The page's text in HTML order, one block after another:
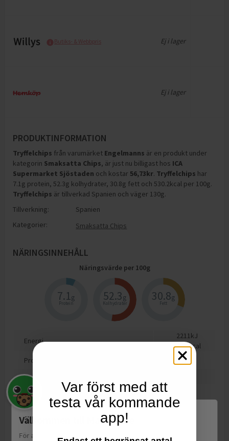
Butiks- & Webbpris Ej i lager
Ej i lager
PRODUKTINFORMATION
Tryffelchips från varumärket Engelmanns är en produkt under
kategorin Smaksatta Chips, är just nu billigast hos ICA
Supermarket Sjöstaden och kostar 56,73kr. Tryffelchips har
7.1g protein, 52.3g kolhydrater, 30.8g fett och 530.2kcal per 100g.
Tryffelchips är tillverkad Spanien och väger 130g.
Tillverkning:
Spanien
Kategorier:
Smaksatta Chips
NÄRINGSINNEHÅLL
Näringsvärde per 100g
7.1 g
Protein
52.3g
Kolhydrater
30.8g
Fett
Energi
2211kJ
530.2kcal
Protein
7.1
Kolhydrat
varav sockerarter
Fett
30.8
Välkommen till Matspar.se
För att leverera en personlig upplevelse, mäta sajtens
Var först med att
testa vår kommande
app!